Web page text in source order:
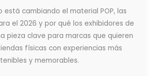
está cambiando el material POP, las
el 2026 y por qué los exhibidores de
pieza clave para marcas que quieren
físicas con experiencias más
y memorables.